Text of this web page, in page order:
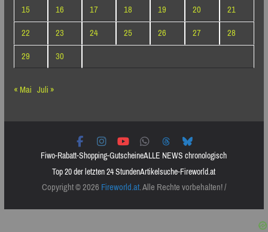
15
16 17 18 19 20
21
22
23 24 25 26 27
28
29
30
« Mai Juli »
Fiwo-Rabatt-Shopping-GutscheineALLE NEWS chronologisch
Top 20 der letzten 24 StundenArtikelsuche-Fireworld.at
Copyright © 2026Fireworld.at. Alle Rechte vorbehalten! /